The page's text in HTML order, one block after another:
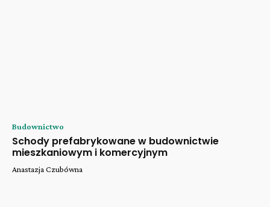
Budownictwo
Schody prefabrykowane w budownictwie
mieszkaniowym i komercyjnym
Anastazja Czubówna